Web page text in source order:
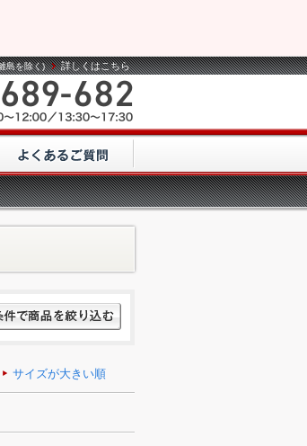
島を除く) 詳しくはこちら
サイズが大きい順